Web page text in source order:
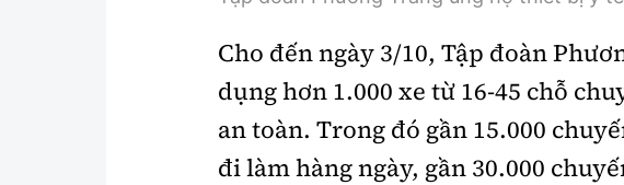
Cho đến ngày 3/10, Tập đoàn
dụng hơn 1.000 xe từ 16-45 chỗ
an toàn. Trong đó gần 15.000
đi làm hàng ngày, gần 30.000